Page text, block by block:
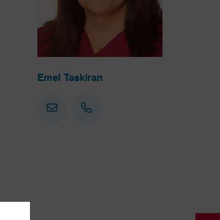
Emel Taskiran